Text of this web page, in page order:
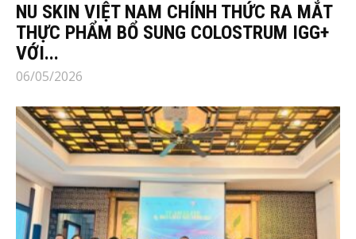
NU SKIN VIỆT NAM CHÍNH THỨC RA MẮT
THỰC PHẨM BỔ SUNG COLOSTRUM IGG+
VỚI...
06/05/2026